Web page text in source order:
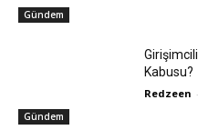
Gündem
Gündem
Kabusu?
Redzeen -